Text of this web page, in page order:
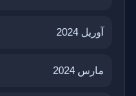
آوریل 2024
مارس 2024